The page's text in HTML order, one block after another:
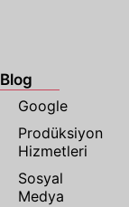
Blog
Google
Prodüksiyon
Hizmetleri
Sosyal
Medya